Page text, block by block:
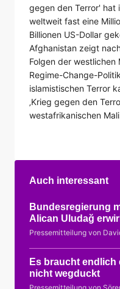
gegen den Terror' hat
weltweit fast eine
Billionen US-Dollar
Afghanistan zeigt
Folgen der westlichen
Regime-Change-
islamistischen Terror
‚Krieg gegen den
westafrikanischen
Auch interessant
Bundesregierung
Alican Uludağ
Pressemitteilung von
Es braucht endlich
nicht wegduckt